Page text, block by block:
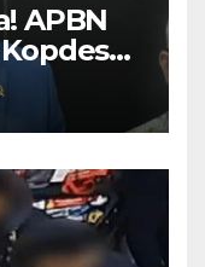
APBN
Rp 40